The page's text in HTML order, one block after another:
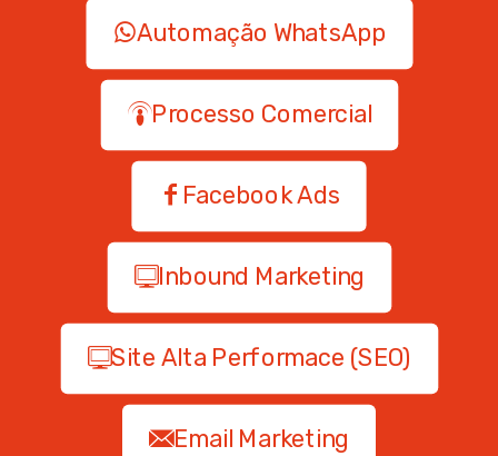
Automação WhatsApp
Processo Comercial
Facebook Ads
Inbound Marketing
Site Alta Performace (SEO)
Email Marketing